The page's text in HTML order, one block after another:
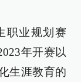
职业规划赛
年开赛以
生涯教育的